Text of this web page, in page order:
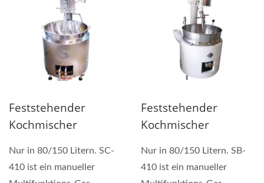
Feststehender
Kochmischer
Nur in 80/150 Litern. SC-
410 ist ein manueller
Feststehender
Kochmischer
Nur in 80/150 Litern. SB-
410 ist ein manueller